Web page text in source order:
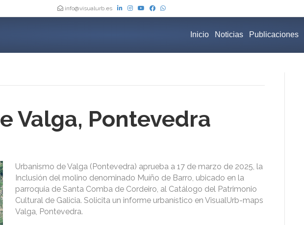
info@visualurb.es
Inicio Noticias Publicaciones
Valga, Pontevedra
Urbanismo de Valga (Pontevedra) aprueba a 17 de marzo de 2025, la
Inclusión del molino denominado Muíño de Barro, ubicado en la
parroquia de Santa Comba de Cordeiro, al Catálogo del Patrimonio
Cultural de Galicia. Solicita un informe urbanístico en VisualUrb-maps
Valga, Pontevedra.